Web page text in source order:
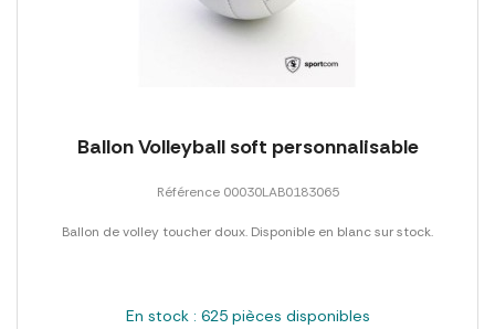
Ballon Volleyball soft personnalisable
Référence 00030LAB0183065
Ballon de volley toucher doux. Disponible en blanc sur stock.
En stock : 625 pièces disponibles